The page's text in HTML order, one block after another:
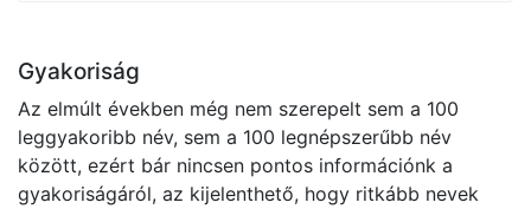
Gyakoriság
Az elmúlt években még nem szerepelt sem a 100
leggyakoribb név, sem a 100 legnépszerűbb név
között, ezért bár nincsen pontos információnk a
gyakoriságáról, az kijelenthető, hogy ritkább nevek